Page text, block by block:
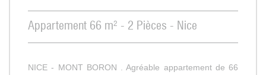
Appartement 66 m² - 2 Pièces - Nice
NICE - MONT BORON . Agréable appartement de 66